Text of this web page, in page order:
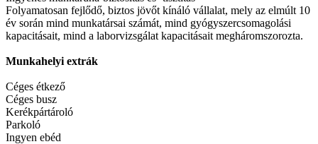
Folyamatosan fejlődő, biztos jövőt kínáló vállalat, mely az elmúlt 10
év során mind munkatársai számát, mind gyógyszercsomagolási
kapacitásait, mind a laborvizsgálat kapacitásait megháromszorozta.
Munkahelyi extrák
Céges étkező
Céges busz
Kerékpártároló
Parkoló
Ingyen ebéd